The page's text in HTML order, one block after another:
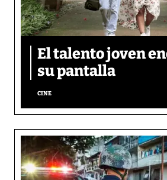
El talento joven
su pantalla​
CINE